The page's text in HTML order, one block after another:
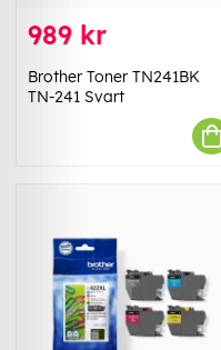
989 kr
Brother Toner TN241BK
TN-241 Svart